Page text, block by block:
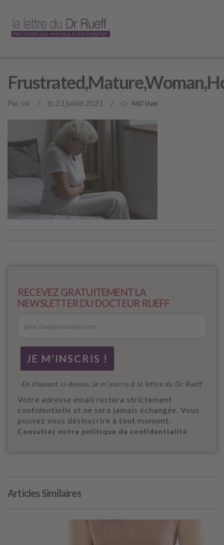
Par sni / 23 juillet 2021 / 460 Vues
RECEVEZ GRATUITEMENT LA
NEWSLETTER DU DOCTEUR RUEFF
En cliquant ci-dessus, je m'inscris à la lettre du Dr Rueff
Votre adresse email restera strictement
confidentielle et ne sera jamais échangée. Vous
pouvez vous désinscrire à tout moment.
Consultez notre politique de confidentialité
Articles Similaires